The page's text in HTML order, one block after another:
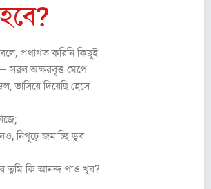
প্রথাগত করিনি কিছুই
সরল অক্ষরবৃত্ত মেপে
ভাসিয়ে দিয়েছি হেসে
নিগূঢ়ে জমাচ্ছি ডুব
তুমি কি আনন্দ পাও খুব?